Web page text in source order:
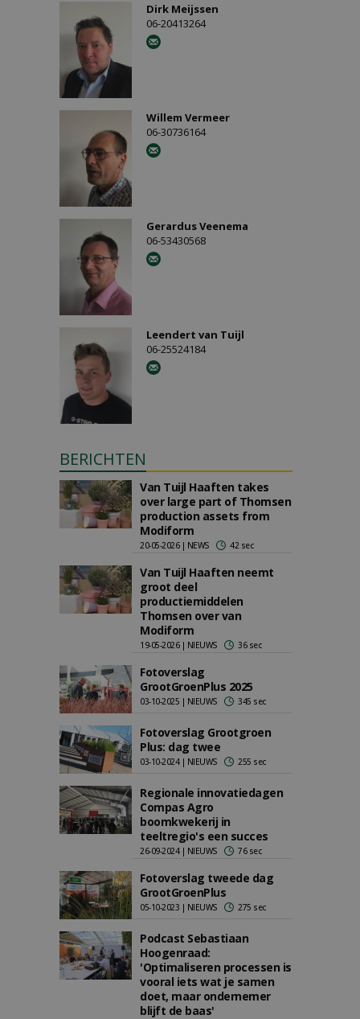
Dirk Meijssen
06-20413264
Willem Vermeer
06-30736164
Gerardus Veenema
06-53430568
Leendert van Tuijl
06-25524184
BERICHTEN
Van Tuijl Haaften takes
over large part of Thomsen
production assets from
Modiform
20-05-2026 | NEWS 42 sec
Van Tuijl Haaften neemt
groot deel
productiemiddelen
Thomsen over van
Modiform
19-05-2026 | NIEUWS 36 sec
Fotoverslag
GrootGroenPlus 2025
03-10-2025 | NIEUWS 345 sec
Fotoverslag Grootgroen
Plus: dag twee
03-10-2024 | NIEUWS 255 sec
Regionale innovatiedagen
Compas Agro
boomkwekerij in
teeltregio's een succes
26-09-2024 | NIEUWS 76 sec
Fotoverslag tweede dag
GrootGroenPlus
05-10-2023 | NIEUWS 275 sec
Podcast Sebastiaan
Hoogenraad:
'Optimaliseren processen is
vooral iets wat je samen
doet, maar ondernemer
blijft de baas'